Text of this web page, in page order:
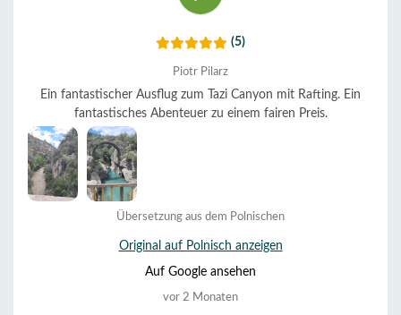
(5)
Piotr Pilarz
Ein fantastischer Ausflug zum Tazi Canyon mit Rafting. Ein
fantastisches Abenteuer zu einem fairen Preis.
Übersetzung aus dem Polnischen
Original auf Polnisch anzeigen
Auf Google ansehen
vor 2 Monaten